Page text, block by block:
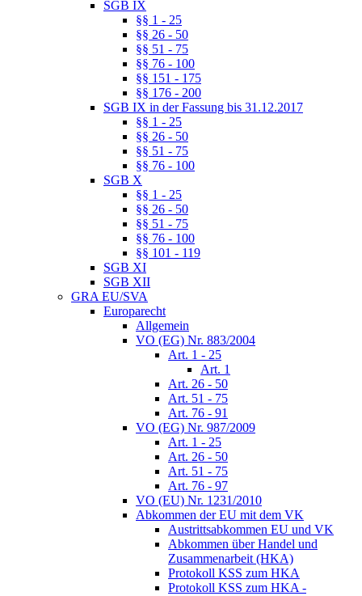
SGB IX
§§ 1 - 25
§§ 26 - 50
§§ 51 - 75
§§ 76 - 100
§§ 151 - 175
§§ 176 - 200
SGB IX in der Fassung bis 31.12.2017
§§ 1 - 25
§§ 26 - 50
§§ 51 - 75
§§ 76 - 100
SGB X
§§ 1 - 25
§§ 26 - 50
§§ 51 - 75
§§ 76 - 100
§§ 101 - 119
SGB XI
SGB XII
GRA EU/SVA
Europarecht
Allgemein
VO (EG) Nr. 883/2004
Art. 1 - 25
Art. 1
Art. 26 - 50
Art. 51 - 75
Art. 76 - 91
VO (EG) Nr. 987/2009
Art. 1 - 25
Art. 26 - 50
Art. 51 - 75
Art. 76 - 97
VO (EU) Nr. 1231/2010
Abkommen der EU mit dem VK
Austrittsabkommen EU und VK
Abkommen über Handel und
Zusammenarbeit (HKA)
Protokoll KSS zum HKA
Protokoll KSS zum HKA -